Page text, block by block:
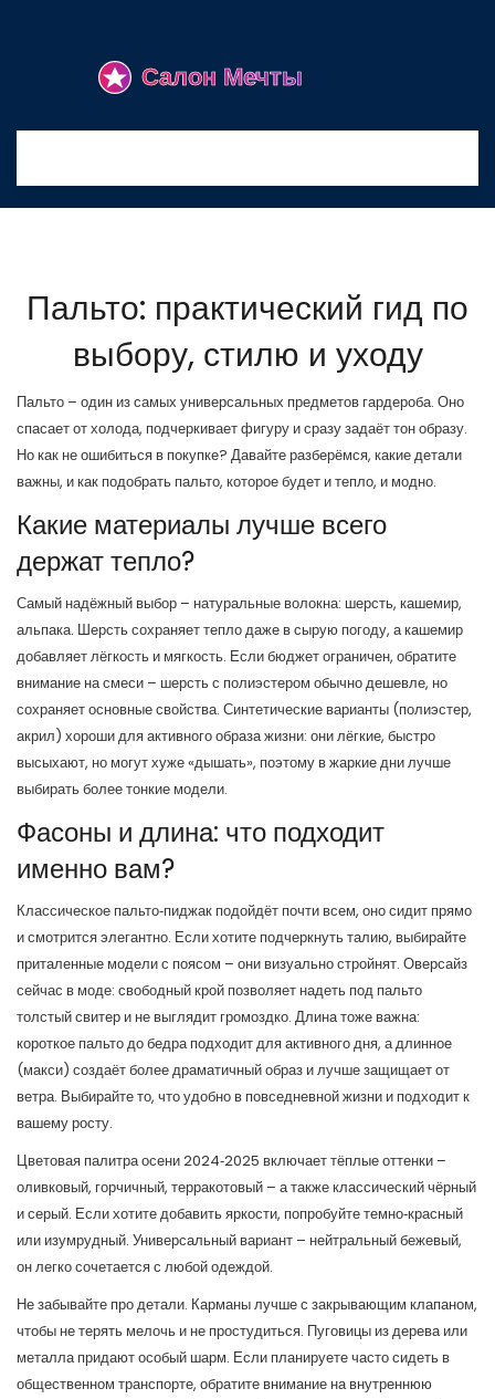
Пальто: практический гид по
выбору, стилю и уходу
Пальто – один из самых универсальных предметов гардероба. Оно
спасает от холода, подчеркивает фигуру и сразу задаёт тон образу.
Но как не ошибиться в покупке? Давайте разберёмся, какие детали
важны, и как подобрать пальто, которое будет и тепло, и модно.
Какие материалы лучше всего
держат тепло?
Самый надёжный выбор – натуральные волокна: шерсть, кашемир,
альпака. Шерсть сохраняет тепло даже в сырую погоду, а кашемир
добавляет лёгкость и мягкость. Если бюджет ограничен, обратите
внимание на смеси – шерсть с полиэстером обычно дешевле, но
сохраняет основные свойства. Синтетические варианты (полиэстер,
акрил) хороши для активного образа жизни: они лёгкие, быстро
высыхают, но могут хуже «дышать», поэтому в жаркие дни лучше
выбирать более тонкие модели.
Фасоны и длина: что подходит
именно вам?
Классическое пальто‑пиджак подойдёт почти всем, оно сидит прямо
и смотрится элегантно. Если хотите подчеркнуть талию, выбирайте
приталенные модели с поясом – они визуально стройнят. Оверсайз
сейчас в моде: свободный крой позволяет надеть под пальто
толстый свитер и не выглядит громоздко. Длина тоже важна:
короткое пальто до бедра подходит для активного дня, а длинное
(макси) создаёт более драматичный образ и лучше защищает от
ветра. Выбирайте то, что удобно в повседневной жизни и подходит к
вашему росту.
Цветовая палитра осени 2024‑2025 включает тёплые оттенки –
оливковый, горчичный, терракотовый – а также классический чёрный
и серый. Если хотите добавить яркости, попробуйте темно‑красный
или изумрудный. Универсальный вариант – нейтральный бежевый,
он легко сочетается с любой одеждой.
Не забывайте про детали. Карманы лучше с закрывающим клапаном,
чтобы не терять мелочь и не простудиться. Пуговицы из дерева или
металла придают особый шарм. Если планируете часто сидеть в
общественном транспорте, обратите внимание на внутреннюю